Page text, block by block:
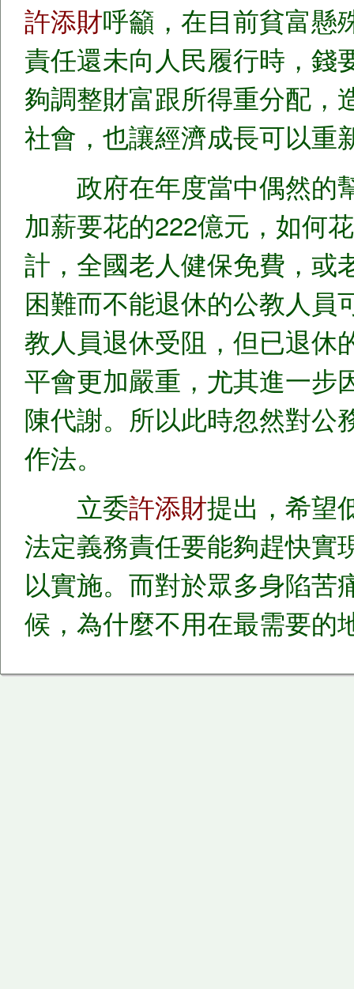
許添財呼籲，在目前貧富懸
責任還未向人民履行時，錢
夠調整財富跟所得重分配，
社會，也讓經濟成長可以重
政府在年度當中偶然的
加薪要花的222億元，如何
計，全國老人健保免費，或
困難而不能退休的公教人員
教人員退休受阻，但已退休
平會更加嚴重，尤其進一步
陳代謝。所以此時忽然對公
作法。
立委許添財提出，希望
法定義務責任要能夠趕快實
以實施。而對於眾多身陷苦
候，為什麼不用在最需要的